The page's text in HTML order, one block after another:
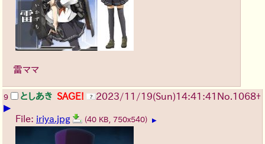
雷ママ
9 としあき SAGE! 2023/11/19(Sun)14:41:41 No.1068+
▶
File: iriya.jpg (40 KB, 750x540) ▶